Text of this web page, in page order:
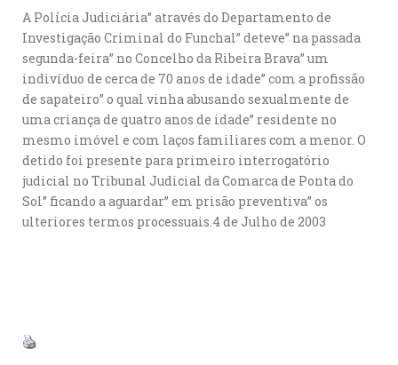
A Polícia Judiciária” através do Departamento de
Investigação Criminal do Funchal” deteve” na passada
segunda-feira” no Concelho da Ribeira Brava” um
indivíduo de cerca de 70 anos de idade” com a profissão
de sapateiro” o qual vinha abusando sexualmente de
uma criança de quatro anos de idade” residente no
mesmo imóvel e com laços familiares com a menor. O
detido foi presente para primeiro interrogatório
judicial no Tribunal Judicial da Comarca de Ponta do
Sol” ficando a aguardar” em prisão preventiva” os
ulteriores termos processuais.4 de Julho de 2003